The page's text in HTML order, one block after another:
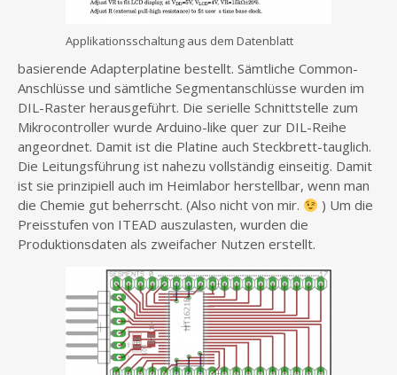
Applikationsschaltung aus dem Datenblatt
basierende Adapterplatine bestellt. Sämtliche Common-
Anschlüsse und sämtliche Segmentanschlüsse wurden im
DIL-Raster herausgeführt. Die serielle Schnittstelle zum
Mikrocontroller wurde Arduino-like quer zur DIL-Reihe
angeordnet. Damit ist die Platine auch Steckbrett-tauglich.
Die Leitungsführung ist nahezu vollständig einseitig. Damit
ist sie prinzipiell auch im Heimlabor herstellbar, wenn man
die Chemie gut beherrscht. (Also nicht von mir.
) Um die
Preisstufen von ITEAD auszulasten, wurden die
Produktionsdaten als zweifacher Nutzen erstellt.